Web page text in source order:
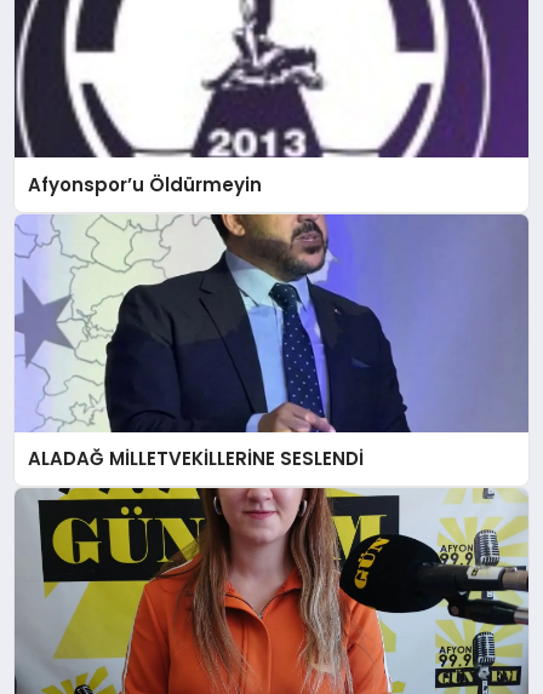
Afyonspor’u Öldürmeyin
ALADAĞ MİLLETVEKİLLERİNE SESLENDİ